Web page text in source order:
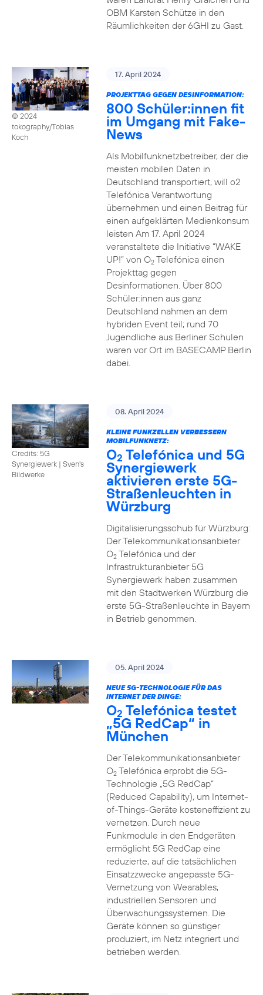
OBM Karsten Schütze in den
Räumlichkeiten der 6GHI zu Gast.
© 2024
tokography/Tobias
Koch
17. April 2024
PROJEKTTAG GEGEN DESINFORMATION:
800 Schüler:innen fit
im Umgang mit Fake-
News
Als Mobilfunknetzbetreiber, der die
meisten mobilen Daten in
Deutschland transportiert, will o2
Telefónica Verantwortung
übernehmen und einen Beitrag für
einen aufgeklärten Medienkonsum
leisten Am 17. April 2024
veranstaltete die Initiative “WAKE
UP!” von O2Telefónica einen
Projekttag gegen
Desinformationen. Über 800
Schüler:innen aus ganz
Deutschland nahmen an dem
hybriden Event teil; rund 70
Jugendliche aus Berliner Schulen
waren vor Ort im BASECAMP Berlin
dabei.
Credits: 5G
Synergiewerk | Sven's
Bildwerke
08. April 2024
KLEINE FUNKZELLEN VERBESSERN
MOBILFUNKNETZ:
O2 Telefónica und 5G
Synergiewerk
aktivieren erste 5G-
Straßenleuchten in
Würzburg
Digitalisierungsschub für Würzburg:
Der Telekommunikationsanbieter
O2Telefónica und der
Infrastrukturanbieter 5G
Synergiewerk haben zusammen
mit den Stadtwerken Würzburg die
erste 5G-Straßenleuchte in Bayern
in Betrieb genommen.
05. April 2024
NEUE 5G-TECHNOLOGIE FÜR DAS
INTERNET DER DINGE:
O2 Telefónica testet
„5G RedCap“ in
München
Der Telekommunikationsanbieter
O2Telefónica erprobt die 5G-
Technologie „5G RedCap“
(Reduced Capability), um Internet-
of-Things-Geräte kosteneffizient zu
vernetzen. Durch neue
Funkmodule in den Endgeräten
ermöglicht 5G RedCap eine
reduzierte, auf die tatsächlichen
Einsatzzwecke angepasste 5G-
Vernetzung von Wearables,
industriellen Sensoren und
Überwachungssystemen. Die
Geräte können so günstiger
produziert, im Netz integriert und
betrieben werden.